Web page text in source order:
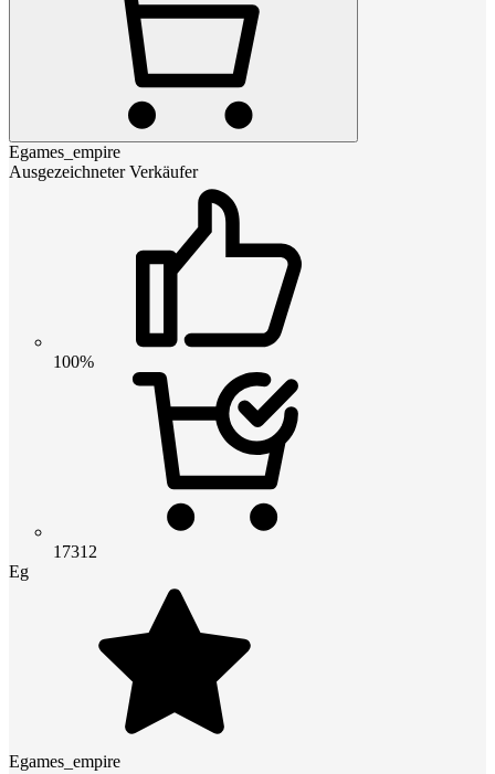
Egames_empire
Ausgezeichneter Verkäufer
100%
17312
Eg
Egames_empire